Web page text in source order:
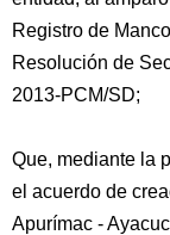
Registro de
Resolución de
2013-PCM/SD;
Que, mediante la
el acuerdo de
Apurímac -